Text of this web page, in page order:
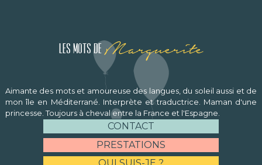
Les mots de Marguerite
Aimante des mots et amoureuse des langues, du soleil aussi et de
mon île en Méditerrané. Interprète et traductrice. Maman d'une
princesse. Toujours à cheval entre la France et l'Espagne.
CONTACT
PRESTATIONS